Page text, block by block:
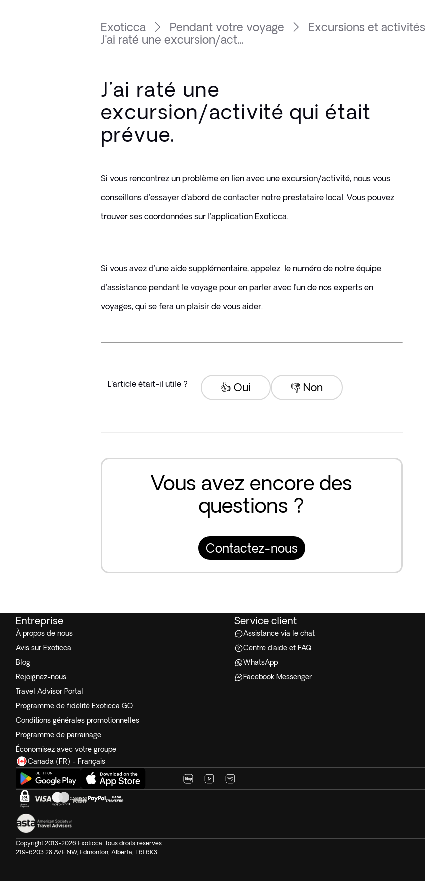
Exoticca Pendant votre voyage
Excursions et activités
J'ai raté une excursion/act...
J'ai raté une
excursion/activité qui était
prévue.
Si vous rencontrez un problème en lien avec une excursion/activité, nous vous
conseillons d'essayer d'abord de contacter notre prestataire local. Vous pouvez
trouver ses coordonnées sur l'application Exoticca.
Si vous avez d'une aide supplémentaire, appelez  le numéro de notre équipe
d'assistance pendant le voyage pour en parler avec l’un de nos experts en
voyages, qui se fera un plaisir de vous aider.
L'article était-il utile ? 👎 Non
👍 Oui
Vous avez encore des
questions ?
Contactez-nous